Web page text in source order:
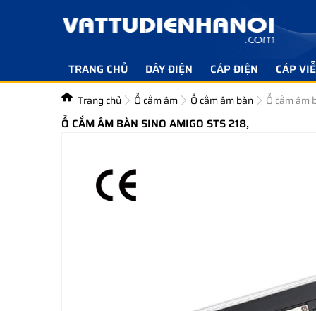
TRANG CHỦ DÂY ĐIỆN CÁP ĐIỆN CÁP
Trang chủ Ổ cắm âm Ổ cắm âm bàn Ổ cắm âm
Ổ CẮM ÂM BÀN SINO AMIGO STS 218,